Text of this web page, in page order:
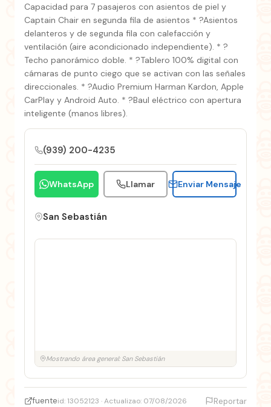
Capacidad para 7 pasajeros con asientos de piel y
Captain Chair en segunda fila de asientos * ?Asientos
delanteros y de segunda fila con calefacción y
ventilación (aire acondicionado independiente). * ?
Techo panorámico doble. * ?Tablero 100% digital con
cámaras de punto ciego que se activan con las señales
direccionales. * ?Audio Premium Harman Kardon, Apple
CarPlay y Android Auto. * ?Baul eléctrico con apertura
inteligente (manos libres).
(939) 200-4235
WhatsApp Llamar Enviar Mensaje
San Sebastián
Mostrando área general: San Sebastián
fuenteid: 13052123 · Actualizao: 07/08/2026 Reportar